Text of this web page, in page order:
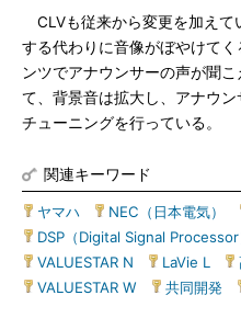
CLVも従来から変更を加えて
する代わりに音像がぼやけて
ンツでアナウンサーの声が聞
て、背景音は拡大し、アナウ
チューニングを行っている。
関連キーワード
ヤマハ NEC（日本電気）
DSP（Digital Signal Processor
VALUESTAR N
LaVie L
VALUESTAR W
共同開発